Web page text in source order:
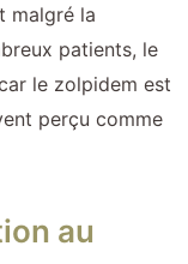
malgré la
patients, le
le zolpidem est
perçu comme
au